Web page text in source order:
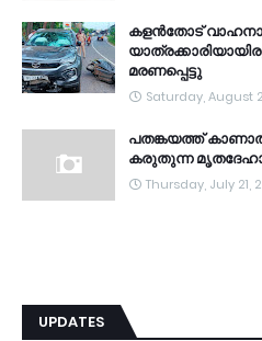
കളൻതോട്
മരണപ്പെട്ടു
Saturday, August
പതങ്കയത്ത്
കരുതുന്ന
Thursday, July 21,
UPDATES